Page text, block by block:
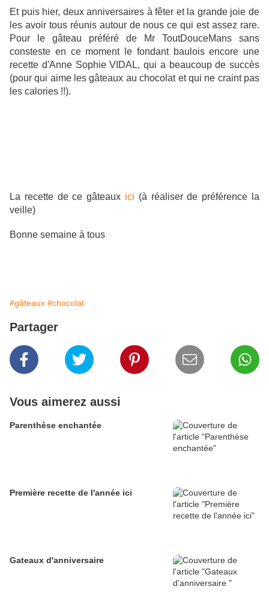
Et puis hier, deux anniversaires à fêter et la grande joie de
les avoir tous réunis autour de nous ce qui est assez rare.
Pour le gâteau préféré de Mr ToutDouceMans sans
consteste en ce moment le fondant baulois encore une
recette d'Anne Sophie VIDAL, qui a beaucoup de succès
(pour qui aime les gâteaux au chocolat et qui ne craint pas
les calories !!).
La recette de ce gâteaux ici (à réaliser de préférence la
veille)
Bonne semaine à tous
#gâteaux #chocolat
Partager
Vous aimerez aussi
Parenthèse enchantée
Première recette de l'année ici
Gateaux d'anniversaire